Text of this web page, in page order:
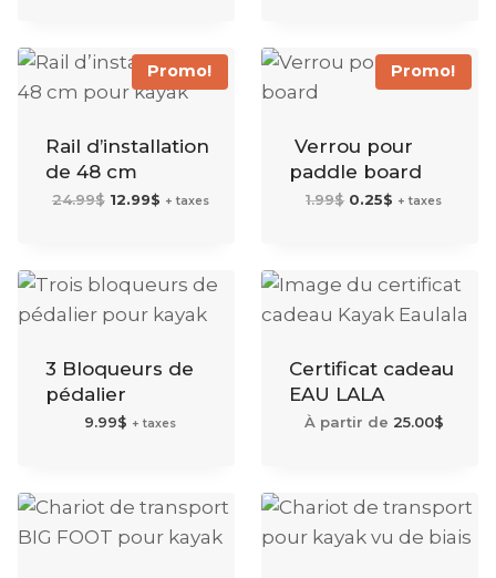
Promo!
Rail d’installation
de 48 cm
24.99$ Le
prix
12.99$Le
prix
+ taxes
Promo!
Verrou pour
paddle board
1.99$ Le
prix
0.25$ Le
prix
+ taxes
3 Bloqueurs de
pédalier
9.99$ + taxes
Certificat cadeau
EAU LALA
À partir de 25.00$